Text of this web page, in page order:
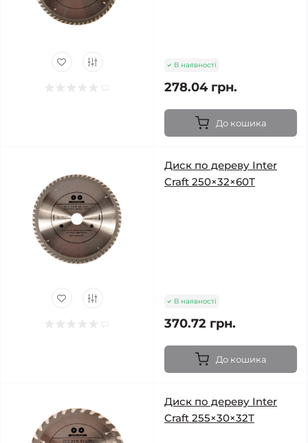
В наявності
278.04 грн.
До кошика
Диск по дереву Inter
Craft 250×32×60Т
В наявності
370.72 грн.
До кошика
Диск по дереву Inter
Craft 255×30×32Т